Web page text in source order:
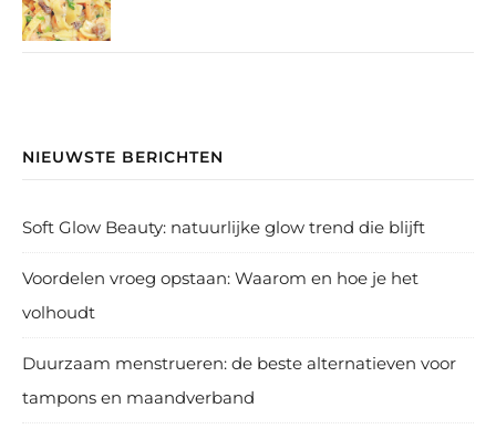
NIEUWSTE BERICHTEN
Soft Glow Beauty: natuurlijke glow trend die blijft
Voordelen vroeg opstaan: Waarom en hoe je het
volhoudt
Duurzaam menstrueren: de beste alternatieven voor
tampons en maandverband